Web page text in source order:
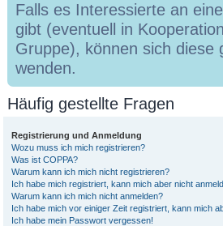
Falls es Interessierte an
gibt (eventuell in
Gruppe), können sich diese
wenden.
Häufig gestellte Fragen
Registrierung und Anmeldung
Wozu muss ich mich registrieren?
Was ist COPPA?
Warum kann ich mich nicht registrieren?
Ich habe mich registriert, kann mich aber nicht
Warum kann ich mich nicht anmelden?
Ich habe mich vor einiger Zeit registriert, kann mich
Ich habe mein Passwort vergessen!